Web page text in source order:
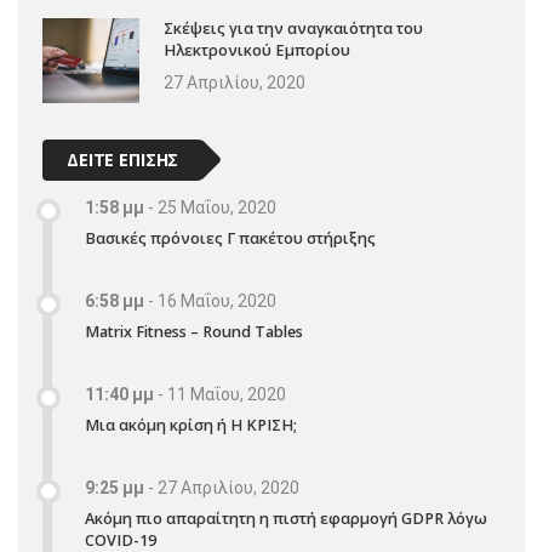
Σκέψεις για την αναγκαιότητα του
Ηλεκτρονικού Εμπορίου
27 Απριλίου, 2020
ΔΕΙΤΕ ΕΠΙΣΗΣ
1:58 μμ - 25 Μαΐου, 2020
Βασικές πρόνοιες Γ πακέτου στήριξης
6:58 μμ - 16 Μαΐου, 2020
Matrix Fitness – Round Tables
11:40 μμ - 11 Μαΐου, 2020
Μια ακόμη κρίση ή Η ΚΡΙΣΗ;
9:25 μμ - 27 Απριλίου, 2020
Ακόμη πιο απαραίτητη η πιστή εφαρμογή GDPR λόγω
COVID-19